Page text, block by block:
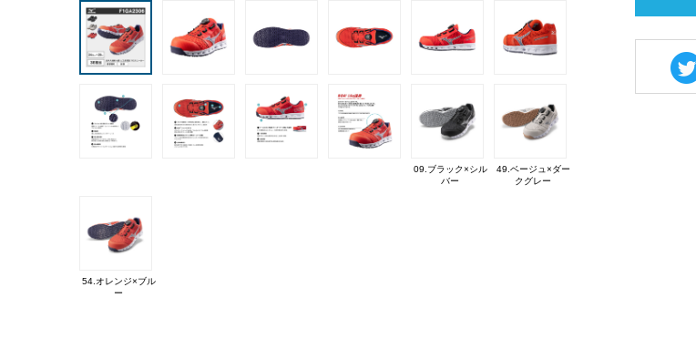
09.ブラック×シル
バー
49.ベージュ×ダー
クグレー
54.オレンジ×ブル
ー